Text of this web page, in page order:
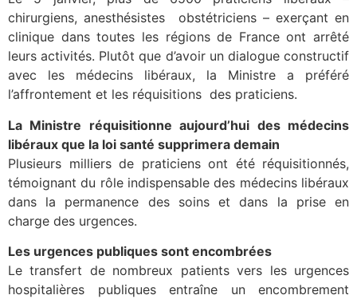
chirurgiens, anesthésistes obstétriciens – exerçant en
clinique dans toutes les régions de France ont arrêté
leurs activités. Plutôt que d’avoir un dialogue constructif
avec les médecins libéraux, la Ministre a préféré
l’affrontement et les réquisitions des praticiens.
La Ministre réquisitionne aujourd’hui des médecins
libéraux que la loi santé supprimera demain
Plusieurs milliers de praticiens ont été réquisitionnés,
témoignant du rôle indispensable des médecins libéraux
dans la permanence des soins et dans la prise en
charge des urgences.
Les urgences publiques sont encombrées
Le transfert de nombreux patients vers les urgences
hospitalières publiques entraîne un encombrement